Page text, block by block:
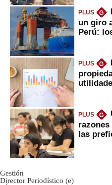
PLUS G
un giro
Perú:
PLUS G
PLUS G
las
Gestión
Director Periodístico (e)